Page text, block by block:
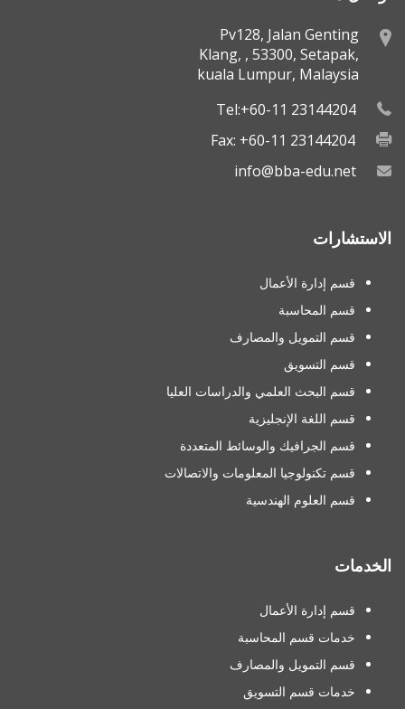
Pv128, Jalan Genting
Klang, , 53300, Setapak,
kuala Lumpur, Malaysia
Tel:+60-11 23144204
Fax: +60-11 23144204
info@bba-edu.net
الاستشارات
قسم إدارة الأعمال
قسم المحاسبة
قسم التمويل والمصارف
قسم التسويق
قسم البحث العلمي والدراسات العليا
قسم اللغة الإنجليزية
قسم الجرافيك والوسائط المتعددة
قسم تكنولوجيا المعلومات والاتصالات
قسم العلوم الهندسية
الخدمات
قسم إدارة الأعمال
خدمات قسم المحاسبة
قسم التمويل والمصارف
خدمات قسم التسويق